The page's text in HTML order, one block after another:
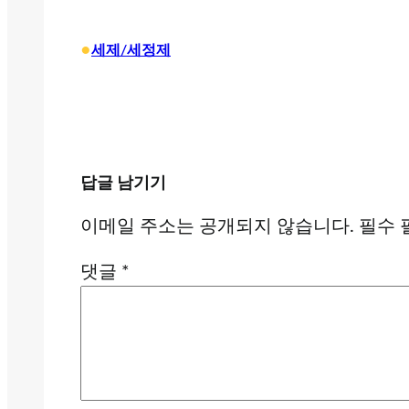
•세제/세정제
답글 남기기
이메일 주소는 공개되지 않습니다. 필수
댓글 *